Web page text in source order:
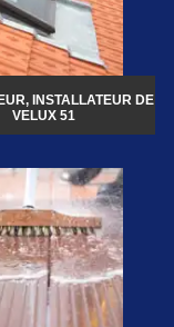
INSTALLATEUR DE
VELUX 51